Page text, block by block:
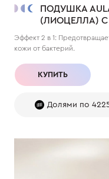
ПОДУШКА
(ЛИОЦЕЛЛА)
Эффект 2 в 1:
кожи от бактерий.
КУПИТЬ
Долями по